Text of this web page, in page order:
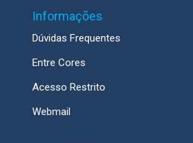
Informações
Dúvidas Frequentes
Entre Cores
Acesso Restrito
Webmail